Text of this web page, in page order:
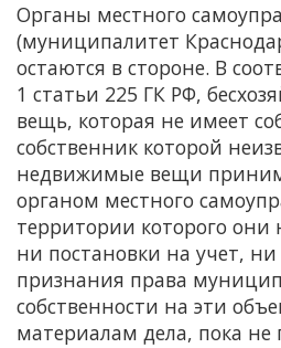
Органы местного
(муниципалитет
остаются в стороне. В
1 статьи 225 ГК РФ,
вещь, которая не имеет
собственник которой
недвижимые вещи
органом местного
территории которого они
ни постановки на учет, ни
признания права
собственности на эти
материалам дела, пока не